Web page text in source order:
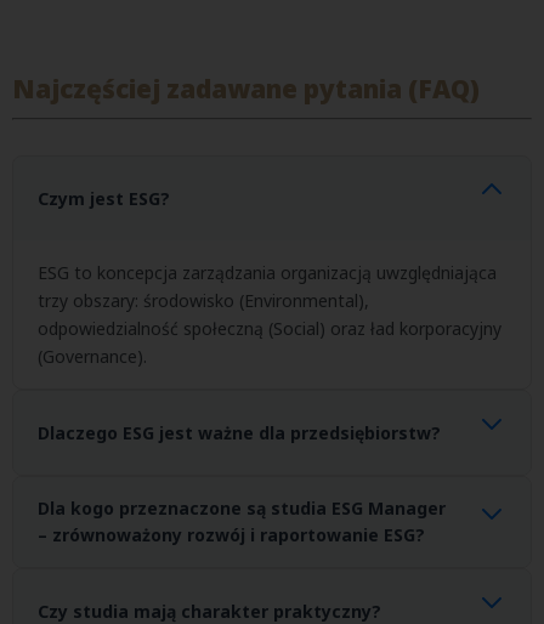
Najczęściej zadawane pytania (FAQ)
Czym jest ESG?
ESG to koncepcja zarządzania organizacją uwzględniająca
trzy obszary: środowisko (Environmental),
odpowiedzialność społeczną (Social) oraz ład korporacyjny
(Governance).
Dlaczego ESG jest ważne dla przedsiębiorstw?
raportowania zrównoważonego rozwoju oraz wdrażania
standardów ESG wynikających z regulacji Unii Europejskiej.
Dla kogo przeznaczone są studia ESG Manager
– zrównoważony rozwój i raportowanie ESG?
administracji publicznej oraz organizacjach wdrażających
Czy studia mają charakter praktyczny?